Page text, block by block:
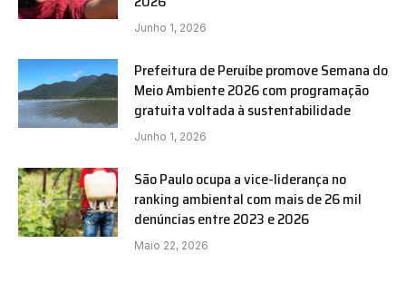
Junho 1, 2026
Prefeitura de Peruíbe promove Semana do
Meio Ambiente 2026 com programação
gratuita voltada à sustentabilidade
Junho 1, 2026
São Paulo ocupa a vice-liderança no
ranking ambiental com mais de 26 mil
denúncias entre 2023 e 2026
Maio 22, 2026